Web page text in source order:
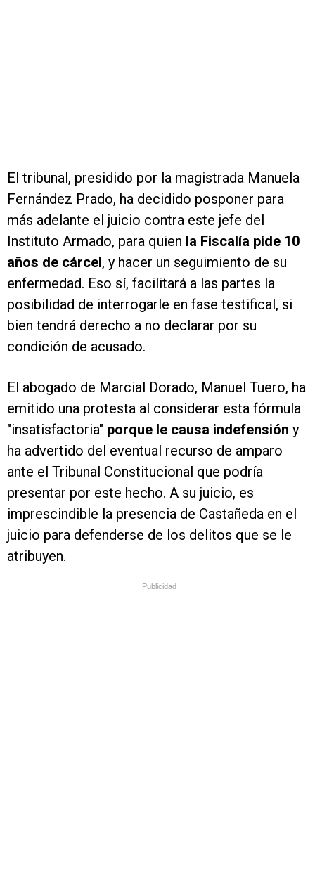
El tribunal, presidido por la magistrada Manuela
Fernández Prado, ha decidido posponer para
más adelante el juicio contra este jefe del
Instituto Armado, para quien la Fiscalía pide 10
años de cárcel, y hacer un seguimiento de su
enfermedad. Eso sí, facilitará a las partes la
posibilidad de interrogarle en fase testifical, si
bien tendrá derecho a no declarar por su
condición de acusado.
El abogado de Marcial Dorado, Manuel Tuero, ha
emitido una protesta al considerar esta fórmula
"insatisfactoria" porque le causa indefensión y
ha advertido del eventual recurso de amparo
ante el Tribunal Constitucional que podría
presentar por este hecho. A su juicio, es
imprescindible la presencia de Castañeda en el
juicio para defenderse de los delitos que se le
atribuyen.
Publicidad